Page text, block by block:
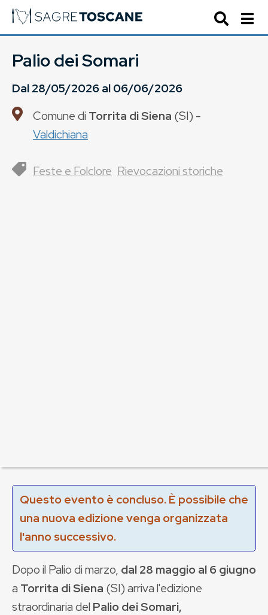
Palio dei Somari
Dal28/05/2026al06/06/2026
Comune di Torrita di Siena (SI) -
Valdichiana
Feste e Folclore Rievocazioni storiche
Questo evento è concluso. È possibile che
una nuova edizione venga organizzata
l'anno successivo.
Dopo il Palio di marzo, dal 28 maggio al 6 giugno
a Torrita di Siena (SI) arriva l'edizione
straordinaria del Palio dei Somari,